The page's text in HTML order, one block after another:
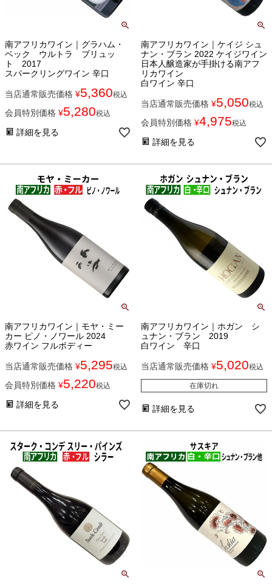
南アフリカワイン｜グラハム・
ベック ウルトラ ブリュッ
ト 2017
スパークリングワイン 辛口
当店通常販売価格 ¥5,360税込
会員特別価格 ¥5,280税込
詳細を見る
南アフリカワイン｜ケイジ シュ
ナン・ブラン 2022 ケイジワイン
日本人醸造家が手掛ける南アフ
リカワイン
白ワイン 辛口
当店通常販売価格 ¥5,050税込
会員特別価格 ¥4,975税込
詳細を見る
南アフリカワイン｜モヤ・ミー
カー ピノ・ノワール 2024
赤ワイン フルボディー
当店通常販売価格 ¥5,295税込
会員特別価格 ¥5,220税込
詳細を見る
南アフリカワイン｜ホガン シ
ュナン・ブラン 2019
白ワイン 辛口
当店通常販売価格 ¥5,020税込
在庫切れ
詳細を見る